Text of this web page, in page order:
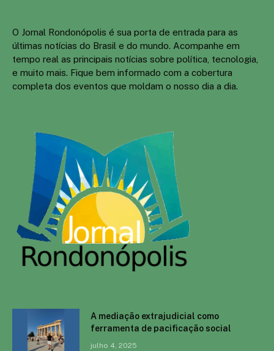
O Jornal Rondonópolis é sua porta de entrada para as
últimas notícias do Brasil e do mundo. Acompanhe em
tempo real as principais notícias sobre política, tecnologia,
e muito mais. Fique bem informado com a cobertura
completa dos eventos que moldam o nosso dia a dia.
A mediação extrajudicial como
ferramenta de pacificação social
julho 4, 2025